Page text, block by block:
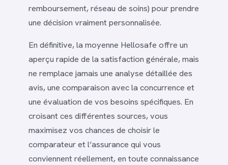
remboursement, réseau de soins) pour prendre
une décision vraiment personnalisée.
En définitive, la moyenne Hellosafe offre un
aperçu rapide de la satisfaction générale, mais
ne remplace jamais une analyse détaillée des
avis, une comparaison avec la concurrence et
une évaluation de vos besoins spécifiques. En
croisant ces différentes sources, vous
maximisez vos chances de choisir le
comparateur et l’assurance qui vous
conviennent réellement, en toute connaissance